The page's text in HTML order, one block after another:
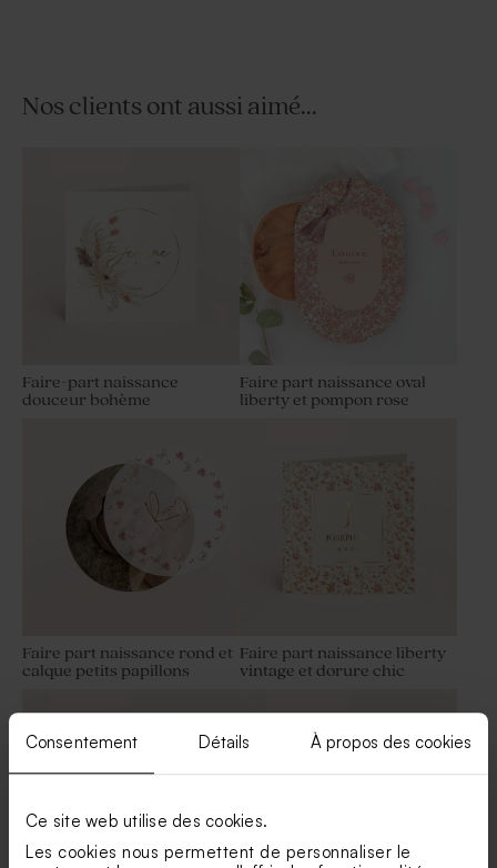
Consentement Détails À propos des cookies
Ce site web utilise des cookies.
Les cookies nous permettent de personnaliser le
Nos clients ont aussi aimé...
Faire-part naissance
douceur bohème
Faire part naissance oval
liberty et pompon rose
Faire part naissance rond et
calque petits papillons
Faire part naissance liberty
vintage et dorure chic